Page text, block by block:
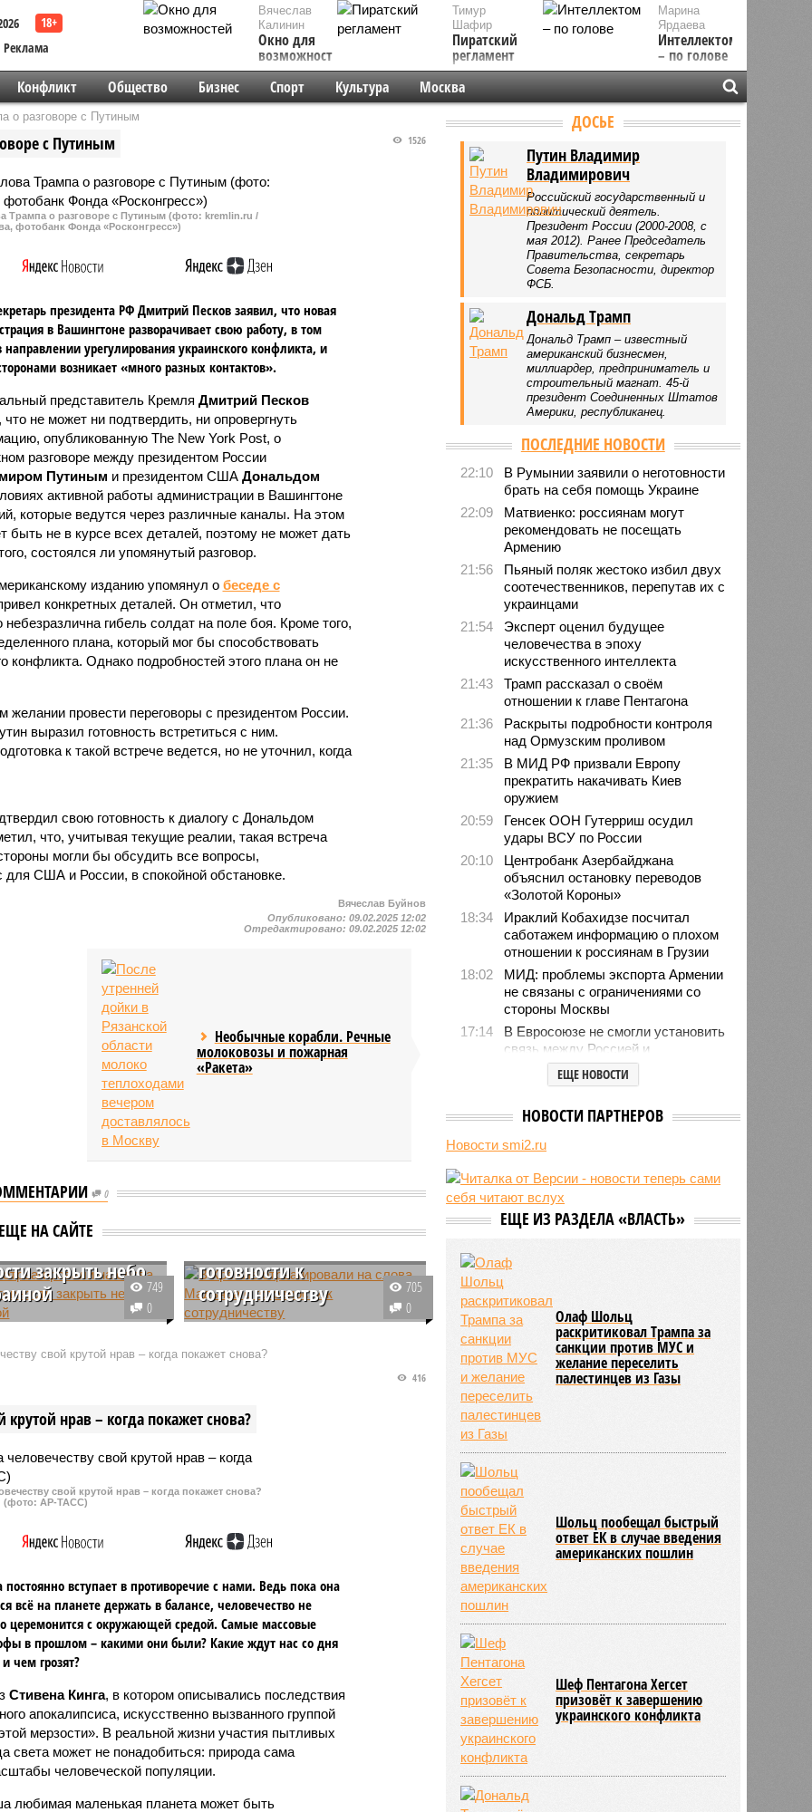
Реклама
Вячеслав
Калинин
Окно для
возможностей
Марина
Ярдаева
Интеллектом
– по голове
Тимур
Шафир
Пиратский
регламент
Конфликт Общество Бизнес Спорт Культура Москва
о разговоре с Путиным
с Путиным 1526
Трампа о разговоре с Путиным (фото: kremlin.ru /
фотобанк Фонда «Росконгресс»)
президента РФ Дмитрий Песков заявил, что новая
в Вашингтоне разворачивает свою работу, в том
направлении урегулирования украинского конфликта, и
возникает «много разных контактов».
представитель Кремля Дмитрий Песков
что не может ни подтвердить, ни опровергнуть
опубликованную The New York Post, о
разговоре между президентом России
Путиным и президентом СШАДональдом
активной работы администрации в Вашингтоне
которые ведутся через различные каналы. На этом
быть не в курсе всех деталей, поэтому не может дать
состоялся ли упомянутый разговор.
изданию упомянул о беседе с
конкретных деталей. Он отметил, что
гибель солдат на поле боя. Кроме того,
плана, который мог бы способствовать
конфликта. Однако подробностей этого плана он не
желании провести переговоры с президентом России.
выразил готовность встретиться с ним.
к такой встрече ведется, но не уточнил, когда
свою готовность к диалогу с Дональдом
что, учитывая текущие реалии, такая встреча
могли бы обсудить все вопросы,
США и России, в спокойной обстановке.
Вячеслав Буйнов
Опубликовано:09.02.2025 12:02
Отредактировано:09.02.2025 12:02
Необычные корабли. Речные
молоковозы и пожарная
«Ракета»
0
ЕЩЕ НА САЙТЕ
отреагировали
Трампа о
закрыть небо
президента
прозвучавшее
Трампа.
749
0
В Кремле отреагировали
готовности к
сотрудничеству
Официальный представитель
журналистам, что Москва будет
Будапештом, ориентируясь на
венгерского правительства.
705
0
свой крутой нрав – когда покажет снова?
нрав – когда покажет снова?
416
свой крутой нрав – когда покажет снова?
(фото: АР-ТАСС)
постоянно вступает в противоречие с нами. Ведь пока она
всё на планете держать в балансе, человечество не
церемонится с окружающей средой. Самые массовые
в прошлом – какими они были? Какие ждут нас со дня
чем грозят?
Стивена Кинга, в котором описывались последствия
апокалипсиса, искусственно вызванного группой
мерзости». В реальной жизни участия пытливых
света может не понадобиться: природа сама
человеческой популяции.
любимая маленькая планета может быть
ДОСЬЕ
Путин Владимир
Владимирович
Российский государственный и
политический деятель.
Президент России (2000-2008, с
мая 2012). Ранее Председатель
Правительства, секретарь
Совета Безопасности, директор
ФСБ.
Дональд Трамп
Дональд Трамп – известный
американский бизнесмен,
миллиардер, предприниматель и
строительный магнат. 45-й
президент Соединенных Штатов
Америки, республиканец.
ПОСЛЕДНИЕ НОВОСТИ
22:10
В Румынии заявили о неготовности
брать на себя помощь Украине
22:09
Матвиенко: россиянам могут
рекомендовать не посещать
Армению
21:56
Пьяный поляк жестоко избил двух
соотечественников, перепутав их с
украинцами
21:54
Эксперт оценил будущее
человечества в эпоху
искусственного интеллекта
21:43
Трамп рассказал о своём
отношении к главе Пентагона
21:36
Раскрыты подробности контроля
над Ормузским проливом
21:35
В МИД РФ призвали Европу
прекратить накачивать Киев
оружием
20:59
Генсек ООН Гутерриш осудил
удары ВСУ по России
20:10
Центробанк Азербайджана
объяснил остановку переводов
«Золотой Короны»
18:34
Ираклий Кобахидзе посчитал
саботажем информацию о плохом
отношении к россиянам в Грузии
18:02
МИД: проблемы экспорта Армении
не связаны с ограничениями со
стороны Москвы
17:14
В Евросоюзе не смогли установить
связь между Россией и
миграционным кризисом в Сеуте
Ямпольская объяснила причины
ведущие вузы страны
15:23
Euractiv: закрытие границы с
экономики Финляндии
13:44
Минобрнауки осенью примет
решение о правилах приёма на
ЕЩЕ НОВОСТИ
НОВОСТИ ПАРТНЕРОВ
Новости smi2.ru
ЕЩЕ ИЗ РАЗДЕЛА «ВЛАСТЬ»
Олаф Шольц
раскритиковал Трампа за
санкции против МУС и
желание переселить
палестинцев из Газы
Шольц пообещал быстрый
ответ ЕК в случае введения
американских пошлин
Шеф Пентагона Хегсет
призовёт к завершению
украинского конфликта